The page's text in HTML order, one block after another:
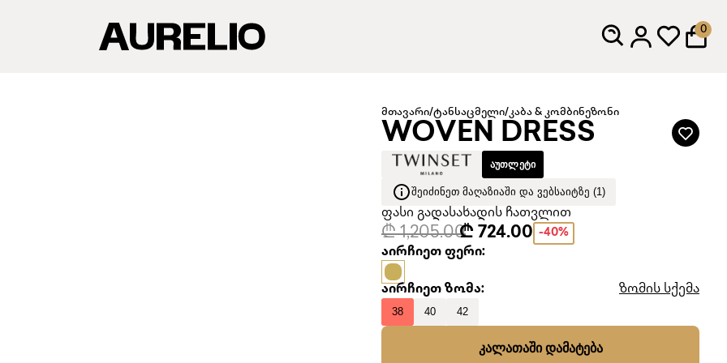
0
მთავარი/ტანსაცმელი/კაბა & კომბინეზონი
WOVEN DRESS
ᲐᲣᲗᲚᲔᲢᲘ
ᲨᲔᲘᲫᲘᲜᲔᲗ ᲛᲐᲦᲐᲖᲘᲐᲨᲘ ᲓᲐ ᲕᲔᲑᲡᲐᲘᲢᲖᲔ (1)
ფასი გადასახადის ჩათვლით
₾ 1,205.00₾ 724.00 -40%
აირჩიეთ ფერი:
აირჩიეთ ზომა: ზომის სქემა
38 40 42
ᲙᲐᲚᲐᲗᲐᲨᲘ ᲓᲐᲛᲐᲢᲔᲑᲐ